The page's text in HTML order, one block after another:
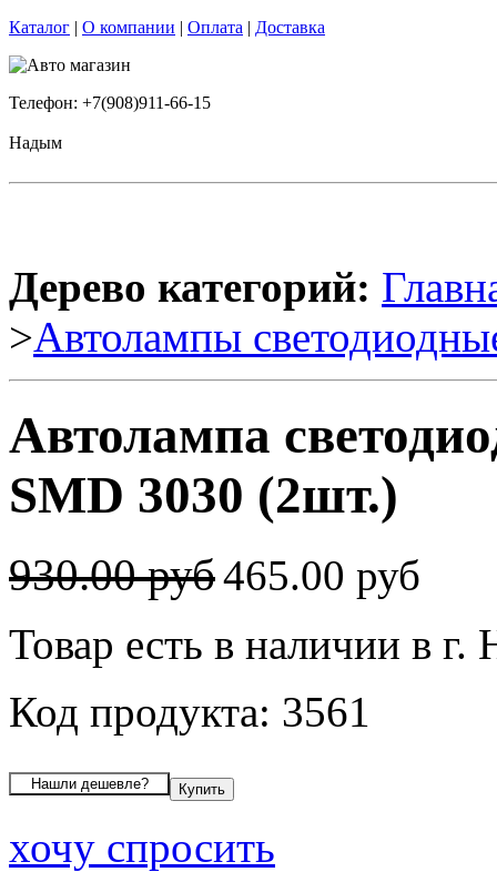
Каталог | О компании | Оплата | Доставка
Телефон: +7(908)911-66-15
Надым
Дерево категорий:
>Автолампы
Автолампа
SMD 3030 (2шт.)
930.00 руб465.00 руб
Товар есть в наличии в
Код продукта: 3561
хочу спросить